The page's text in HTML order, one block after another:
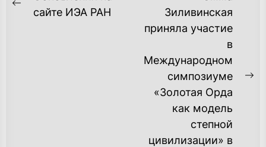
Previous
сайте ИЭА РАН
Зиливинская
приняла участие
в
Международном
симпозиуме
«Золотая Орда
как модель
степной
цивилизации» в